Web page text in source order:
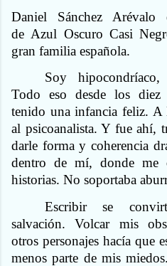
Daniel Sánchez
de Azul Oscuro Casi
gran familia española.
Soy
Todo eso desde los
tenido una infancia feliz. A
al psicoanalista. Y fue ahí,
darle forma y coherencia
dentro de mí, donde me
historias. No soportaba
Escribir se
salvación. Volcar mis
otros personajes hacía que
menos parte de mis